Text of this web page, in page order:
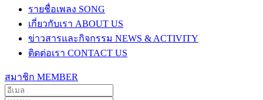
รายชื่อเพลง SONG
เกี่ยวกับเรา ABOUT US
ข่าวสารและกิจกรรม NEWS & ACTIVITY
ติดต่อเรา CONTACT US
สมาชิก MEMBER